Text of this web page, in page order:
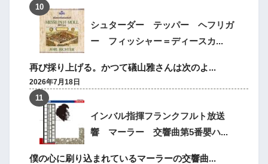
シュターダー テッパー ヘフリガ
ー フィッシャー＝ディースカ...
再び採り上げる。かつて礒山雅さんは次のよ...
2026年7月18日
インバル指揮フランクフルト放送
響 マーラー 交響曲第5番嬰ハ...
僕の心に刷り込まれているマーラーの交響曲...